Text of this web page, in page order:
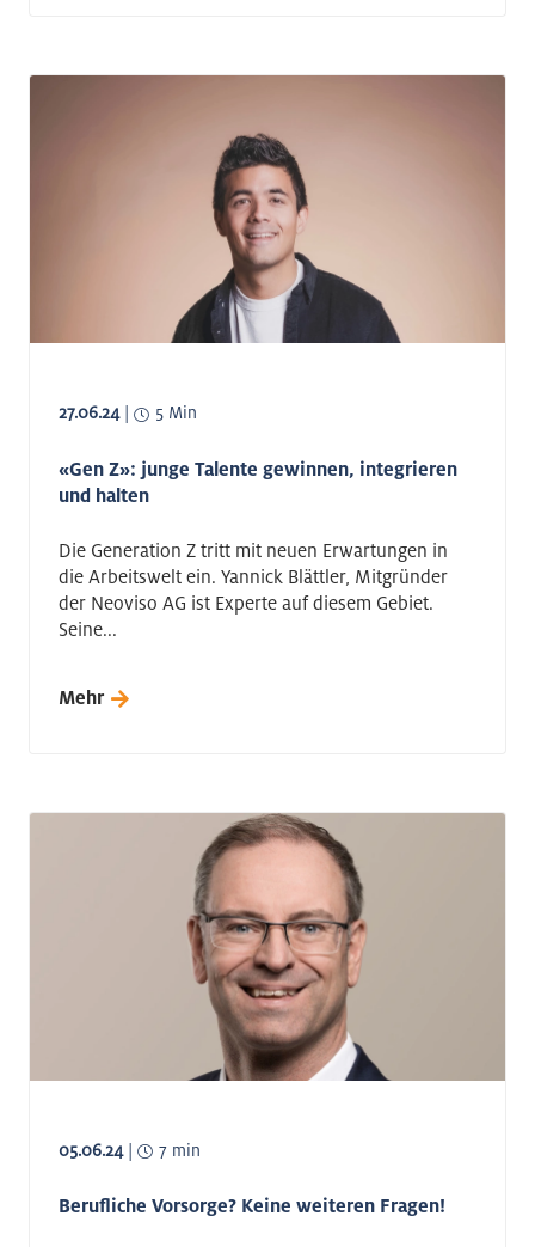
27.06.24| 5 Min
«Gen Z»: junge Talente gewinnen, integrieren
und halten
Die Generation Z tritt mit neuen Erwartungen in
die Arbeitswelt ein. Yannick Blättler, Mitgründer
der Neoviso AG ist Experte auf diesem Gebiet.
Seine...
Mehr
05.06.24| 7 min
Berufliche Vorsorge? Keine weiteren Fragen!